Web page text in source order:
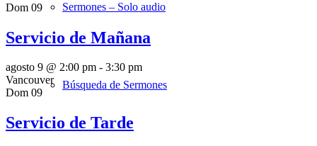
Sermones – Solo audio
Búsqueda de Sermones
Dom 09
Servicio de Mañana
agosto 9 @ 2:00 pm - 3:30 pm
Vancouver
Dom 09
Servicio de Tarde